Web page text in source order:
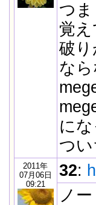
つ
覚
破
な
に
つい
2011年
07月06日
09:21
32:
ノ